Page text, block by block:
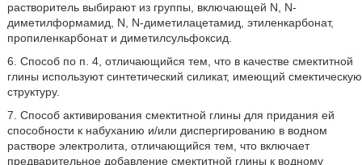
растворитель выбирают из группы, включающей N, N-
диметилформамид, N, N-диметилацетамид, этиленкарбонат,
пропиленкарбонат и диметилсульфоксид.
6. Способ по п. 4, отличающийся тем, что в качестве смектитной
глины используют синтетический силикат, имеющий смектическую
структуру.
7. Способ активирования смектитной глины для придания ей
способности к набуханию и/или диспергированию в водном
растворе электролита, отличающийся тем, что включает
предварительное добавление смектитной глины к водному